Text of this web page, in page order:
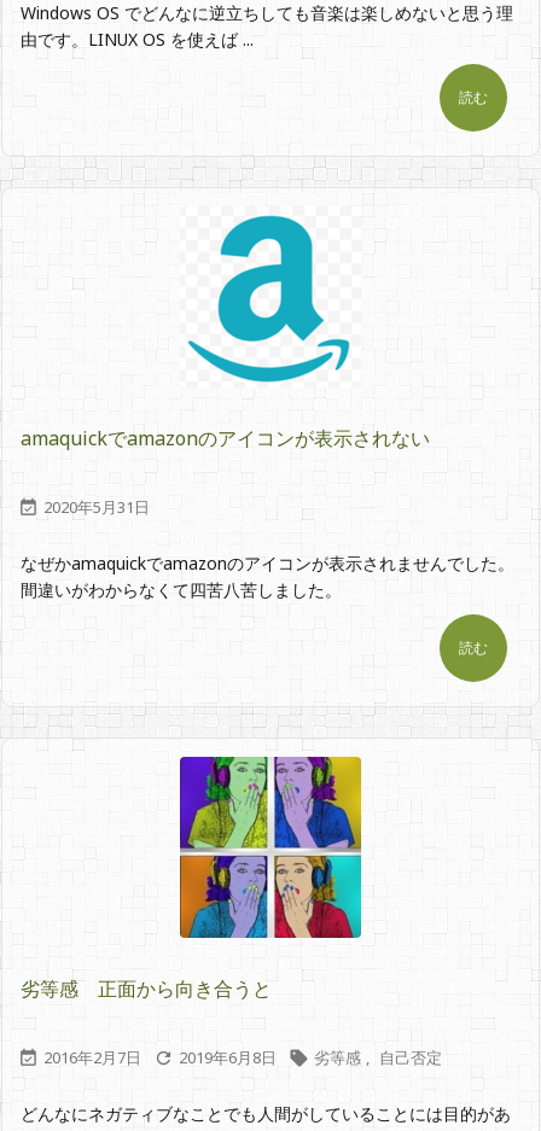
Windows OS でどんなに逆立ちしても音楽は楽しめないと思う理
由です。LINUX OS を使えば ...
読む
amaquickでamazonのアイコンが表示されない
 2020年5月31日
なぜかamaquickでamazonのアイコンが表示されませんでした。
間違いがわからなくて四苦八苦しました。
読む
劣等感 正面から向き合うと
 2016年2月7日  2019年6月8日  劣等感 , 自己否定
どんなにネガティブなことでも人間がしていることには目的があ